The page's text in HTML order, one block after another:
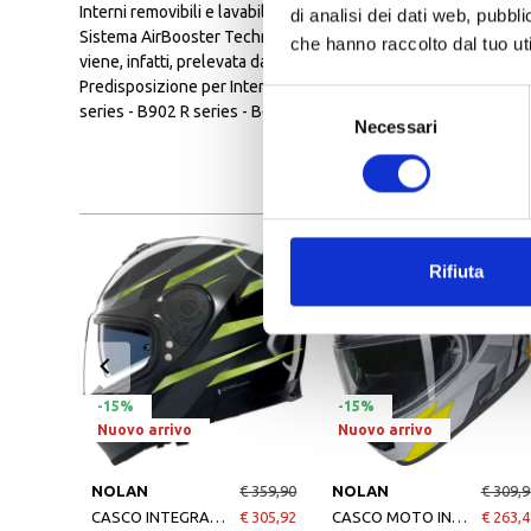
di analisi dei dati web,
che hanno raccolto dal tuo
Necessari
Rifiuta
Interni removibili e lavabili
Sistema AirBooster Technology: L’esclusivo sistema di
viene, infatti, prelevata dalle prese d’aria frontali e condotta
Predisposizione per Interfono N-Com: Il casco è predisposto
series - B902 R series - B601 R series - ESS - MCS III R series
-15%
Nuovo arrivo
NOLAN
€ 359,90
€ 305,92
-15%
Nuovo arrivo
NOLAN
€
€